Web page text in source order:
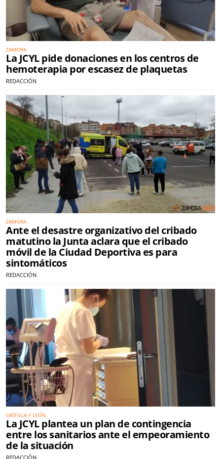
ZAMORA
La JCYL pide donaciones en los centros de
hemoterapia por escasez de plaquetas
REDACCIÓN
ZAMORA
Ante el desastre organizativo del cribado
matutino la Junta aclara que el cribado
móvil de la Ciudad Deportiva es para
sintomáticos
REDACCIÓN
CASTILLA Y LEÓN
La JCYL plantea un plan de contingencia
entre los sanitarios ante el empeoramiento
de la situación
REDACCIÓN